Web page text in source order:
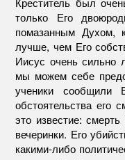
только Его
помазанным Духом,
лучше, чем Его
Иисус очень сильно
мы можем себе
ученики сообщили
обстоятельства его
это известие:
вечеринки. Его
какими-либо